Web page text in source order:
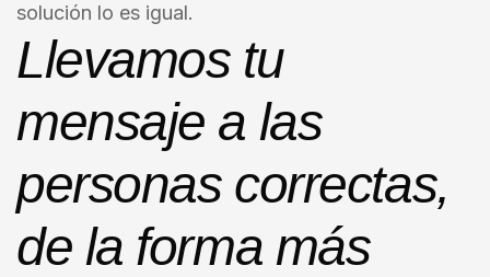
solución lo es igual.
Llevamos tu
mensaje a las
personas correctas,
de la forma más